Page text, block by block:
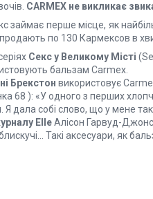
CARMEX не викликає
займає перше місце, як
продають по 130 Кармексов в
Секс у Великому Місті
бальзам Carmex.
Брекстон використовує
68 ): «У одного з перших
Я дала собі слово, що у мене
ElleАлісон Гарвуд-
Такі аксесуари, як